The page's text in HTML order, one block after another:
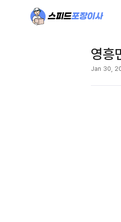
영흥
Jan 30,